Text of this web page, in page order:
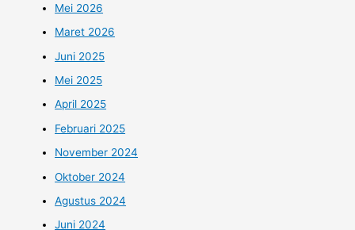
Mei 2026
Maret 2026
Juni 2025
Mei 2025
April 2025
Februari 2025
November 2024
Oktober 2024
Agustus 2024
Juni 2024